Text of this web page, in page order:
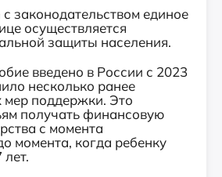
с законодательством единое
осуществляется
защиты населения.
введено в России с 2023
несколько ранее
мер поддержки. Это
получать финансовую
с момента
момента, когда ребенку
лет.